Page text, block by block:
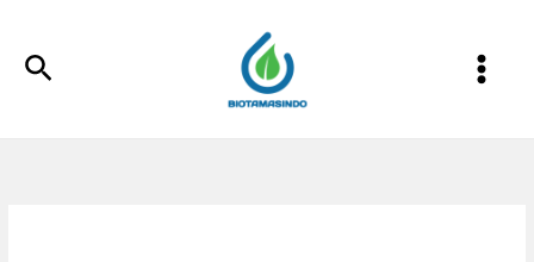
konten
Cari